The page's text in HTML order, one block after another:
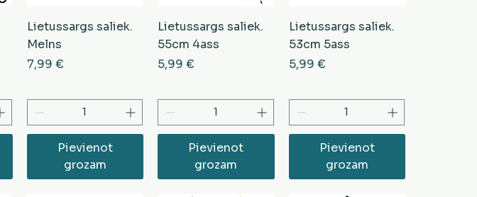
Lietussargs saliek.
Melns
Cena
7,99 €
Pievienot
grozam
Lietussargs saliek.
55cm 4ass
Cena
5,99 €
Pievienot
grozam
Lietussargs saliek.
53cm 5ass
Cena
5,99 €
Pievienot
grozam